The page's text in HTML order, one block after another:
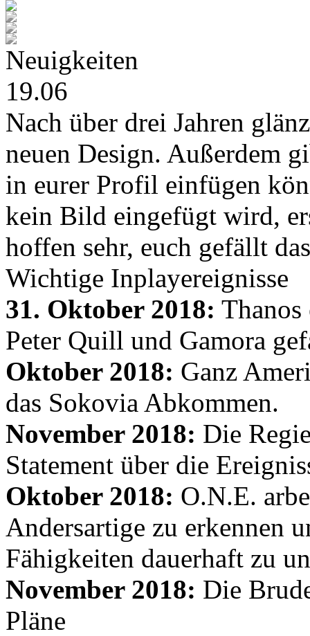
Neuigkeiten
19.06
Nach über drei Jahren
neuen Design. Außerdem
in eurer Profil einfügen
kein Bild eingefügt wird,
hoffen sehr, euch gefällt
Wichtige Inplayereignisse
31. Oktober 2018:
Peter Quill und Gamora
Oktober 2018: Ganz
das Sokovia Abkommen.
November 2018: Die
Statement über die
Oktober 2018: O.N.E.
Andersartige zu erkennen
Fähigkeiten dauerhaft zu
November 2018: Die
Pläne